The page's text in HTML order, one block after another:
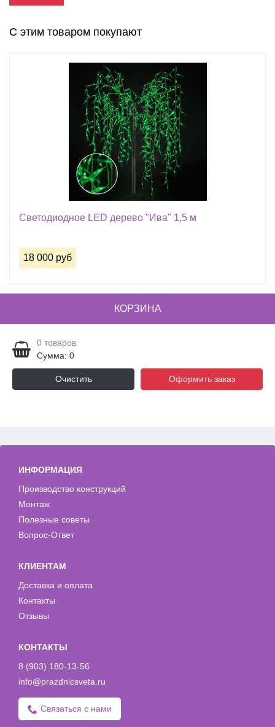
С этим товаром покупают
Светодиодное LED дерево "Ива" 1,5 м
18 000 руб
КОРЗИНА
0 товаров
Сумма: 0
Очистить Оформить заказ
ИНФОРМАЦИЯ
Производство конструкций
Монтаж
Полезные советы
Вопрос-Ответ
КЛИЕНТАМ
Доставка и оплата
Контакты
Отзывы
КОНТАКТЫ
8 (903) 180-13-56
info@prazdnicsveta.ru
Связаться с нами